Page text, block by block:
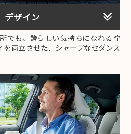
デザイン
でも、誇らしい気持ちになれる佇
を両立させた、シャープなセダンス